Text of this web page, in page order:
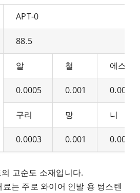
APT-0
88.5
알 철 에스
0.0005 0.001 0.0007
구리 망 니
0.0003 0.001
0.0007
고순도 소재입니다.
는 주로 와이어 인발 용 텅스텐